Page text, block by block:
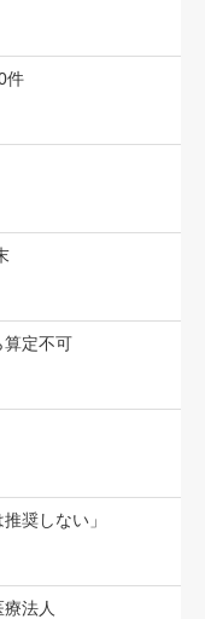
件
算定不可
奨しない」
法人